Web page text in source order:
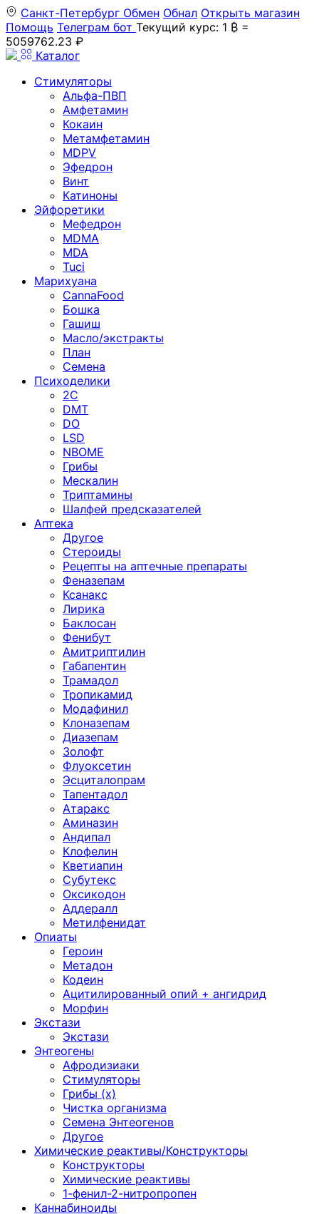
Санкт-Петербург Обмен Обнал Открыть магазин
Помощь Телеграм бот Текущий курс: 1 ₿ =
5059762.23 ₽
Каталог
Стимуляторы
Альфа-ПВП
Амфетамин
Кокаин
Метамфетамин
MDPV
Эфедрон
Винт
Катиноны
Эйфоретики
Мефедрон
MDMA
MDA
Tuci
Марихуана
CannaFood
Бошка
Гашиш
Масло/экстракты
План
Семена
Психоделики
2C
DMT
DO
LSD
NBOME
Грибы
Мескалин
Триптамины
Шалфей предсказателей
Аптека
Другое
Стероиды
Рецепты на аптечные препараты
Феназепам
Ксанакс
Лирика
Баклосан
Фенибут
Амитриптилин
Габапентин
Трамадол
Тропикамид
Модафинил
Клоназепам
Диазепам
Золофт
Флуоксетин
Эсциталопрам
Тапентадол
Атаракс
Аминазин
Андипал
Клофелин
Кветиапин
Субутекс
Оксикодон
Аддералл
Метилфенидат
Опиаты
Героин
Метадон
Кодеин
Ацитилированный опий + ангидрид
Морфин
Экстази
Экстази
Энтеогены
Афродизиаки
Стимуляторы
Грибы (х)
Чистка организма
Семена Энтеогенов
Другое
Химические реактивы/Конструкторы
Конструкторы
Химические реактивы
1-фенил-2-нитропропен
Каннабиноиды